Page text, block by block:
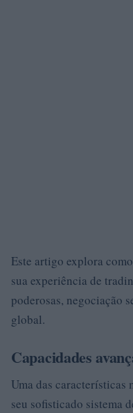
Este artigo explora como
sua experiência de
poderosas, negociação
global.
Capacidades
Uma das características
seu sofisticado sistema